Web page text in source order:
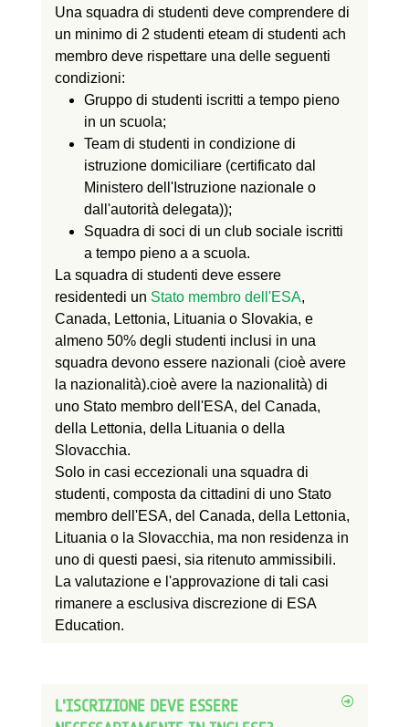
Una squadra di studenti deve comprendere di
un minimo di 2 studenti eteam di studenti ach
membro deve rispettare una delle seguenti
condizioni:
Gruppo di studenti iscritti a tempo pieno
in un scuola;
Team di studenti in condizione di
istruzione domiciliare (certificato dal
Ministero dell'Istruzione nazionale o
dall'autorità delegata));
Squadra di soci di un club sociale iscritti
a tempo pieno a a scuola.
La squadra di studenti deve essere
residentedi un Stato membro dell'ESA,
Canada, Lettonia, Lituania o Slovakia, e
almeno 50% degli studenti inclusi in una
squadra devono essere nazionali (cioè avere
la nazionalità).cioè avere la nazionalità) di
uno Stato membro dell'ESA, del Canada,
della Lettonia, della Lituania o della
Slovacchia.
Solo in casi eccezionali una squadra di
studenti, composta da cittadini di uno Stato
membro dell'ESA, del Canada, della Lettonia,
Lituania o la Slovacchia, ma non residenza in
uno di questi paesi, sia ritenuto ammissibili.
La valutazione e l'approvazione di tali casi
rimanere a esclusiva discrezione di ESA
Education.
L'ISCRIZIONE DEVE ESSERE